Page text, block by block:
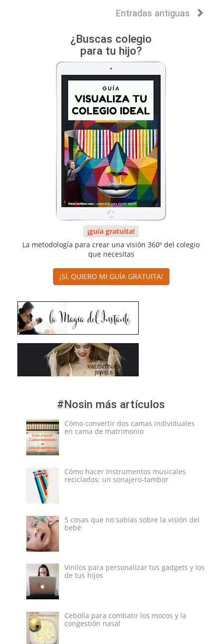
Entradas antiguas
¿Buscas colegio
para tu hijo?
¡guía gratuita!
La metodología para crear una visión 360º del colegio
que necesitas
¡SÍ, QUIERO MI GUÍA GRATUITA!
#Nosin más artículos
Cómo convertir dos camas individuales
en cama de matrimonio
Cómo hacer instrumentos musicales
reciclados: un sonajero-tambor
5 cosas que no sabías sobre la visión del
bebé
Vinilos para personalizar tus gadgets y los
de tus hijos
Cebolla para combatir los mocos y la
congestión nasal